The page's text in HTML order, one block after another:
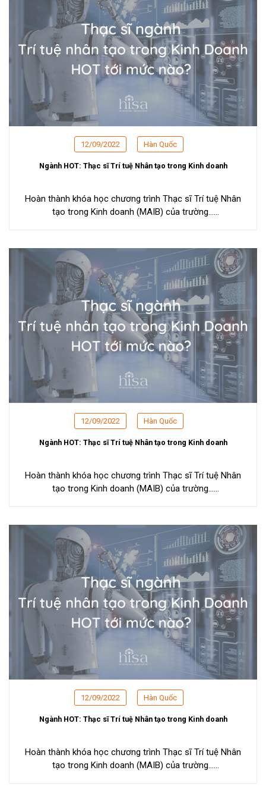
12/09/2022 Hàn Quốc
Ngành HOT: Thạc sĩ Trí tuệ Nhân tạo trong Kinh doanh
Hoàn thành khóa học chương trình Thạc sĩ Trí tuệ Nhân
tạo trong Kinh doanh (MAIB) của trường...
12/09/2022 Hàn Quốc
Ngành HOT: Thạc sĩ Trí tuệ Nhân tạo trong Kinh doanh
Hoàn thành khóa học chương trình Thạc sĩ Trí tuệ Nhân
tạo trong Kinh doanh (MAIB) của trường...
12/09/2022 Hàn Quốc
Ngành HOT: Thạc sĩ Trí tuệ Nhân tạo trong Kinh doanh
Hoàn thành khóa học chương trình Thạc sĩ Trí tuệ Nhân
tạo trong Kinh doanh (MAIB) của trường...